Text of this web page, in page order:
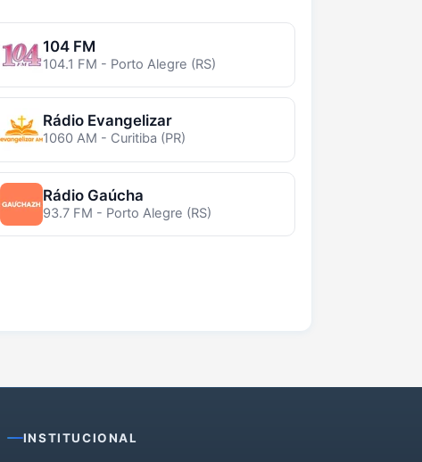
104 FM
104.1 FM - Porto Alegre (RS)
Rádio Evangelizar
1060 AM - Curitiba (PR)
Rádio Gaúcha
93.7 FM - Porto Alegre (RS)
INSTITUCIONAL